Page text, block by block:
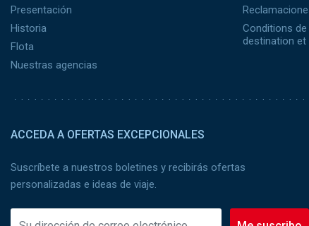
Presentación
Historia
Flota
Nuestras agencias
Conditions
destination et
ACCEDA A OFERTAS EXCEPCIONALES
Suscríbete a nuestros boletines y recibirás ofertas
personalizadas e ideas de viaje.